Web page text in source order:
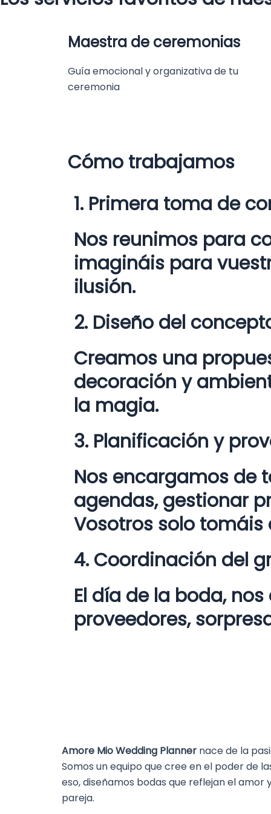
Maestra de ceremonias
Guía emocional y organizativa de tu
ceremonia
Cómo trabajamos
1. Primera toma de
Nos reunimos para
imagináis para
ilusión.
2. Diseño del
Creamos una
decoración y
la magia.
3. Planificación y
Nos encargamos de
agendas, gestionar
Vosotros solo tomáis
4. Coordinación del
El día de la boda,
proveedores,
Amore Mio Wedding Planner nace de la
Somos un equipo que cree en el poder de
eso, diseñamos bodas que reflejan el amor
pareja.